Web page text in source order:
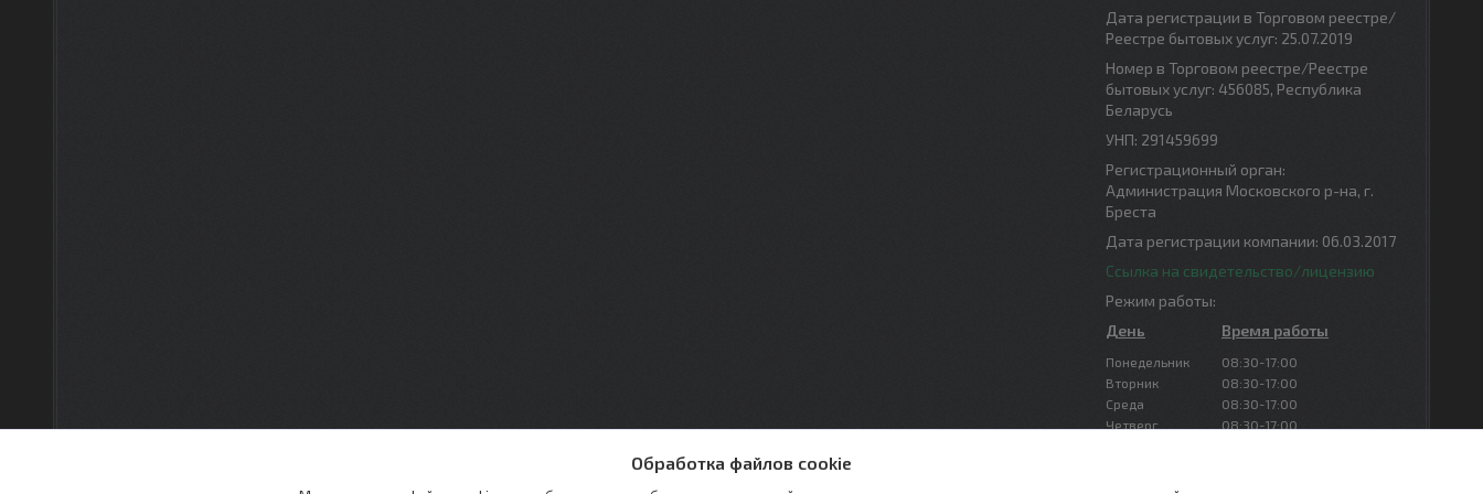
Дата регистрации в Торговом реестре/
Реестре бытовых услуг: 25.07.2019
Номер в Торговом реестре/Реестре
бытовых услуг: 456085, Республика
Беларусь
УНП: 291459699
Регистрационный орган:
Администрация Московского р-на, г.
Бреста
Дата регистрации компании: 06.03.2017
Ссылка на свидетельство/лицензию
Режим работы:
День
Время работы
Понедельник
08:30-17:00
Вторник
08:30-17:00
Среда
08:30-17:00
Четверг
08:30-17:00
Воскресенье
Обработка файлов cookie